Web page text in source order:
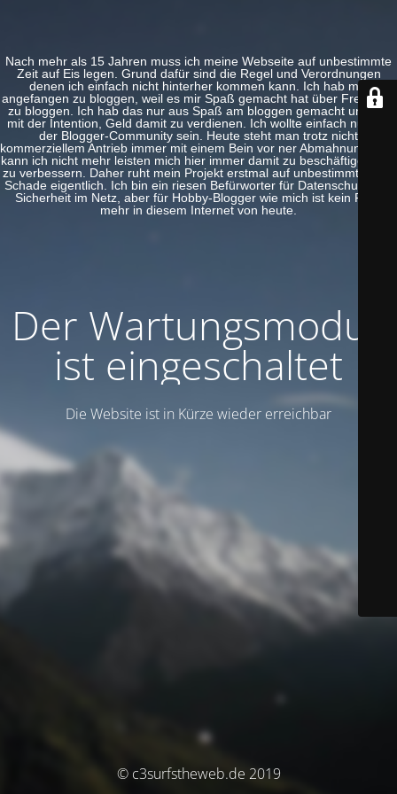
Nach mehr als 15 Jahren muss ich meine Webseite auf unbestimmte
Zeit auf Eis legen. Grund dafür sind die Regel und Verordnungen
denen ich einfach nicht hinterher kommen kann. Ich hab mal
angefangen zu bloggen, weil es mir Spaß gemacht hat über Freeware
zu bloggen. Ich hab das nur aus Spaß am bloggen gemacht und nie
mit der Intention, Geld damit zu verdienen. Ich wollte einfach nur Teil
der Blogger-Community sein. Heute steht man trotz nicht
kommerziellem Antrieb immer mit einem Bein vor ner Abmahnung. Das
kann ich nicht mehr leisten mich hier immer damit zu beschäftigen und
zu verbessern. Daher ruht mein Projekt erstmal auf unbestimmte Zeit.
Schade eigentlich. Ich bin ein riesen Befürworter für Datenschutz und
Sicherheit im Netz, aber für Hobby-Blogger wie mich ist kein Platz
mehr in diesem Internet von heute.
Der Wartungsmodus
ist eingeschaltet
Die Website ist in Kürze wieder erreichbar
© c3surfstheweb.de 2019